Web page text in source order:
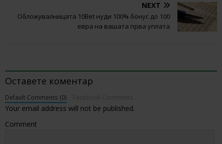
NEXT
Обложувалницата 10Bet нуди 100% бонус до 100
евра на вашата прва уплата
Оставете коментар
Default Comments (0)
Your email address will not be published.
Comment